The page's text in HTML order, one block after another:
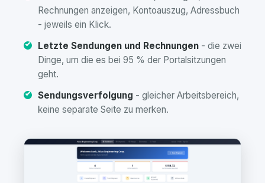
Rechnungen anzeigen, Kontoauszug, Adressbuch
- jeweils ein Klick.
Letzte Sendungen und Rechnungen - die zwei
Dinge, um die es bei 95 % der Portalsitzungen
geht.
Sendungsverfolgung - gleicher Arbeitsbereich,
keine separate Seite zu merken.